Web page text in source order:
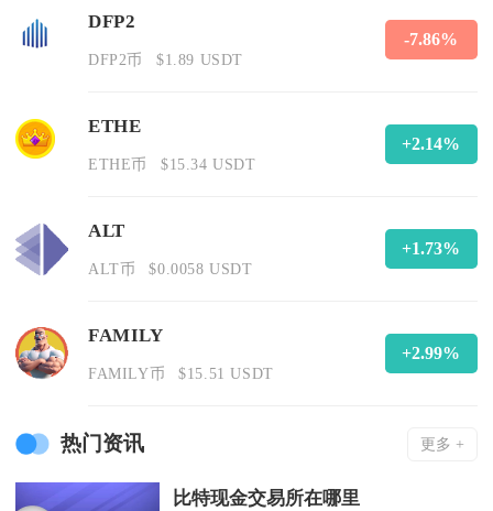
DFP2
DFP2币 $1.89 USDT
-7.86%
ETHE
ETHE币 $15.34 USDT
+2.14%
ALT
ALT币 $0.0058 USDT
+1.73%
FAMILY
FAMILY币 $15.51 USDT
+2.99%
热门资讯 更多 +
比特现金交易所在哪里